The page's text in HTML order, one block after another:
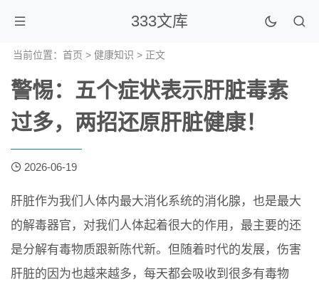
333文库
当前位置： 首页 > 健康知识 > 正文
警惕：五个症状表示肝脏毒素
过多，两招还原肝脏健康！
2026-06-19
肝脏作为我们人体内最大消化系统的消化腺，也是最大
的解毒器官，对我们人体起着很大的作用，最主要的还
是分解有毒物质跟新陈代新。但随着时代的发展，伤害
肝脏的因为也越来越多，每天都会吸收到很多有毒物